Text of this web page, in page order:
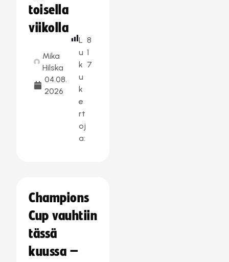
toisella
viikolla
Mika
Hilska
04.08.
2026
L
u
k
u
k
e
rt
oj
a:
8
1
7
Champions
Cup vauhtiin
tässä
kuussa –